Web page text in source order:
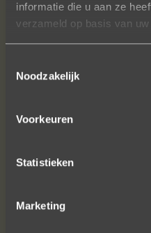
informatie die u aan ze
verzameld op basis van
Noodzakelijk
Voorkeuren
Statistieken
Marketing